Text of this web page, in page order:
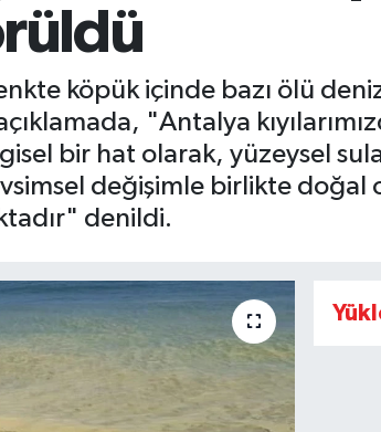
köpük içinde bazı ölü
"Antalya
bir hat olarak, yüzeysel
değişimle birlikte doğal
denildi.